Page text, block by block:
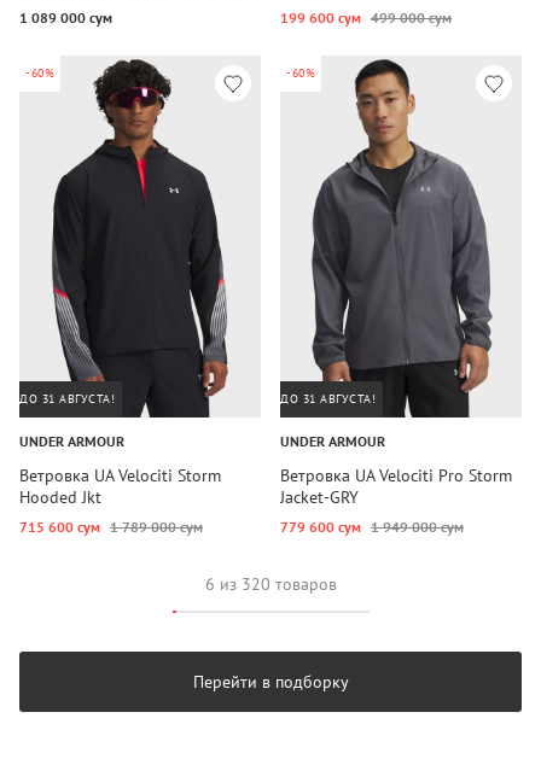
1 089 000 сум 199 600 сум 499 000 сум
-60%
ДО 31 АВГУСТА!
UNDER ARMOUR
Ветровка UA Velociti Storm
Hooded Jkt
715 600 сум 1 789 000 сум
-60%
ДО 31 АВГУСТА!
UNDER ARMOUR
Ветровка UA Velociti Pro Storm
Jacket-GRY
779 600 сум 1 949 000 сум
6 из 320 товаров
Перейти в подборку